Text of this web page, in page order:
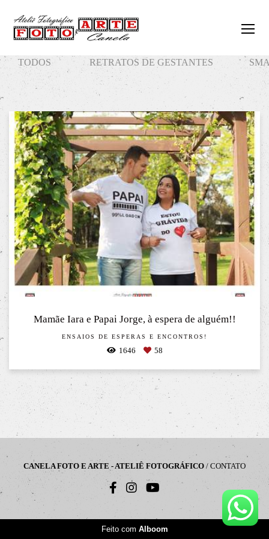
TODOS RETRATOS DE GESTANTES
Mamãe Iara e Papai Jorge, à espera de alguém!!
ENSAIOS DE ESPERAS E ENCONTROS!
1646 58
CANELA FOTO E ARTE - ATELIÊ FOTOGRÁFICO / CONTATO
Feito com Alboom